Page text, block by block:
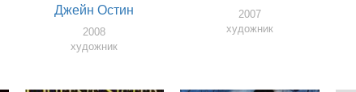
Джейн Остин
2008
художник
2007
художник